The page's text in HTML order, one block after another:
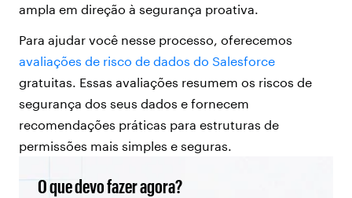
ampla em direção à segurança proativa.
Para ajudar você nesse processo, oferecemos
avaliações de risco de dados do Salesforce
gratuitas. Essas avaliações resumem os riscos de
segurança dos seus dados e fornecem
recomendações práticas para estruturas de
permissões mais simples e seguras.
O que devo fazer agora?